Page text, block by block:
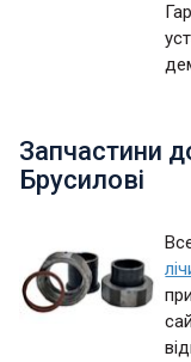
Запчастини
Брусилові